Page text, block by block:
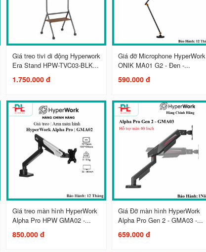
Giá treo tivi di động Hyperwork
Era Stand HPW-TVC03-BLK...
1.750.000 đ
Giá đỡ Microphone HyperWork
ONIK MA01 G2 - Đen -...
590.000 đ
Giá treo màn hình HyperWork
Alpha Pro HPW GMA02 -...
850.000 đ
Giá Đỡ màn hình HyperWork
Alpha Pro Gen 2 - GMA03 -...
659.000 đ